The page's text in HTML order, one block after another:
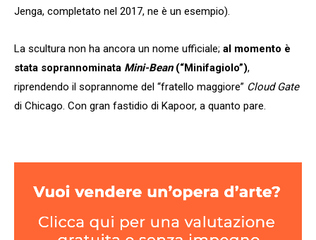
Jenga, completato nel 2017, ne è un esempio).
La scultura non ha ancora un nome ufficiale; al momento è
stata soprannominata Mini-Bean(“Minifagiolo”),
riprendendo il soprannome del “fratello maggiore” Cloud Gate
di Chicago. Con gran fastidio di Kapoor, a quanto pare.